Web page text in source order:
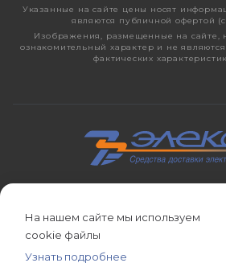
Указанные на сайте цены носят
являются публичной офертой
Изображения, размещенные на сайте,
ознакомительный характер и не
фактических
электротехническая продукция,
На нашем сайте мы используем
cookie файлы
Узнать подробнее